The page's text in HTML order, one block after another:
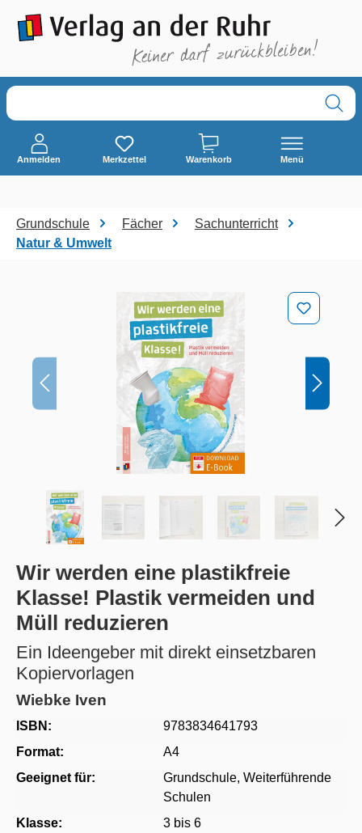
springen
Anmelden Merkzettel Warenkorb Menü
Grundschule Fächer
Sachunterricht
Natur & Umwelt
Bildergalerie überspringen
Wir werden eine plastikfreie
Klasse! Plastik vermeiden und
Müll reduzieren
Ein Ideengeber mit direkt einsetzbaren
Kopiervorlagen
Wiebke Iven
ISBN:
9783834641793
Format:
A4
Geeignet für:
Grundschule, Weiterführende
Schulen
Klasse:
3 bis 6